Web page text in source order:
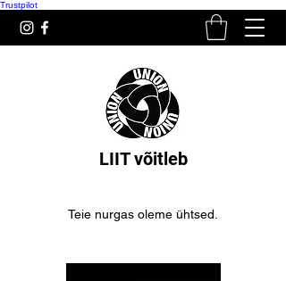
Trustpilot
LIIT võitleb
Teie nurgas oleme ühtsed.